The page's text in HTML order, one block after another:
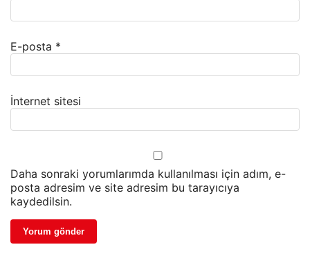
E-posta *
İnternet sitesi
Daha sonraki yorumlarımda kullanılması için adım, e-
posta adresim ve site adresim bu tarayıcıya
kaydedilsin.